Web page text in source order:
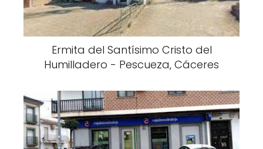
Ermita del Santísimo Cristo del
Humilladero - Pescueza, Cáceres